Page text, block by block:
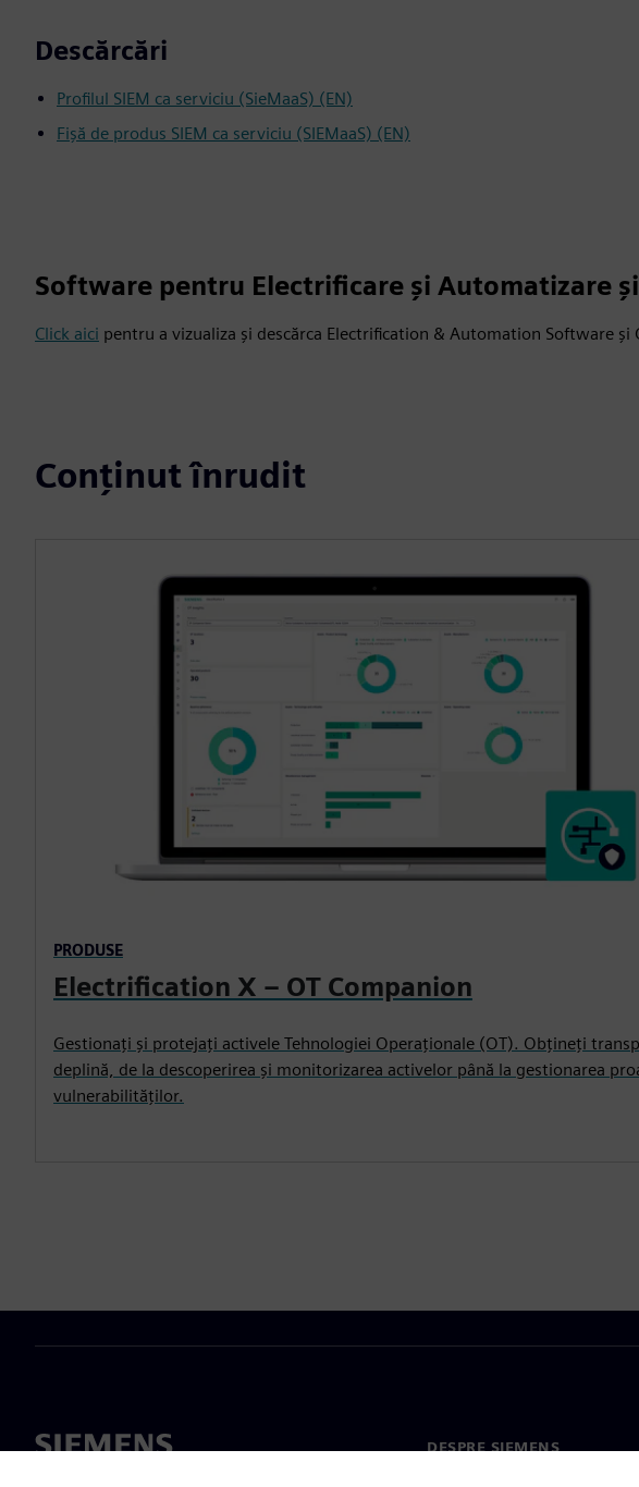
Descărcări
Profilul SIEM ca serviciu (SieMaaS) (EN)
Fișă de produs SIEM ca serviciu (SIEMaaS) (EN)
Software pentru Electrificare și Automatizare
Click aici pentru a vizualiza și descărca Electrification & Automation Software și
Conținut înrudit
PRODUSE
Electrification X – OT Companion
Gestionați și protejați activele Tehnologiei Operaționale (OT). Obțineți
deplină, de la descoperirea și monitorizarea activelor până la gestionarea
vulnerabilităților.
DESPRE SIEMENS